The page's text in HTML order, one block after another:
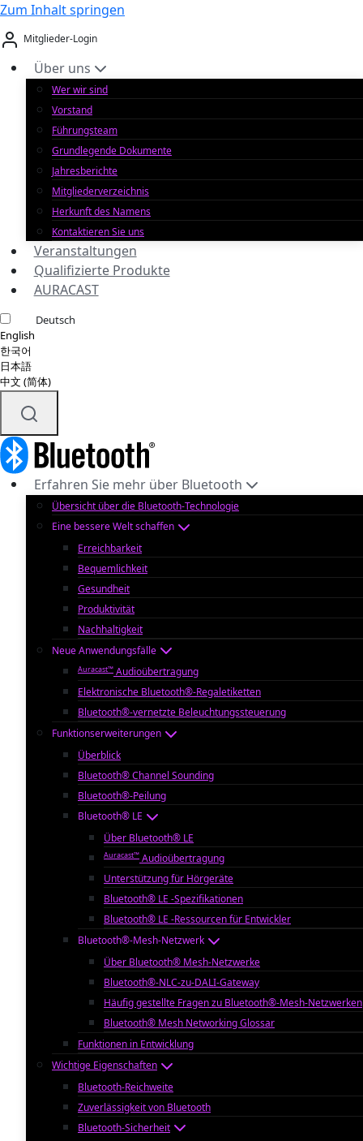
Zum Inhalt springen
Mitglieder-Login
Über uns
Wer wir sind
Vorstand
Führungsteam
Grundlegende Dokumente
Jahresberichte
Mitgliederverzeichnis
Herkunft des Namens
Kontaktieren Sie uns
Veranstaltungen
Qualifizierte Produkte
AURACAST
Deutsch
English
한국어
日本語
中文 (简体)
Erfahren Sie mehr über Bluetooth
Übersicht über die Bluetooth-Technologie
Eine bessere Welt schaffen
Erreichbarkeit
Bequemlichkeit
Gesundheit
Produktivität
Nachhaltigkeit
Neue Anwendungsfälle
Auracast™ Audioübertragung
Elektronische Bluetooth®-Regaletiketten
Bluetooth®-vernetzte Beleuchtungssteuerung
Funktionserweiterungen
Überblick
Bluetooth® Channel Sounding
Bluetooth®-Peilung
Bluetooth® LE
Über Bluetooth® LE
Auracast™ Audioübertragung
Unterstützung für Hörgeräte
Bluetooth® LE -Spezifikationen
Bluetooth® LE -Ressourcen für Entwickler
Bluetooth®-Mesh-Netzwerk
Über Bluetooth® Mesh-Netzwerke
Bluetooth®-NLC-zu-DALI-Gateway
Häufig gestellte Fragen zu Bluetooth®-Mesh-Netzwerken
Bluetooth® Mesh Networking Glossar
Funktionen in Entwicklung
Wichtige Eigenschaften
Bluetooth-Reichweite
Zuverlässigkeit von Bluetooth
Bluetooth-Sicherheit